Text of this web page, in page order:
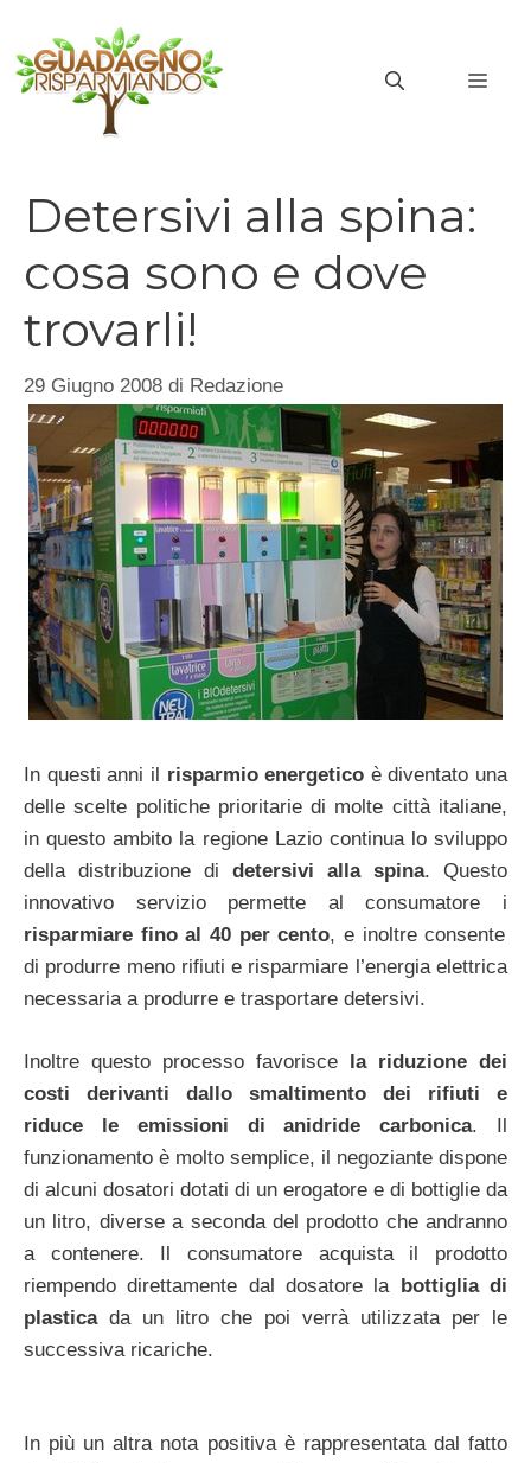
contenuto
Detersivi alla spina:
cosa sono e dove
trovarli!
29 Giugno 2008 di Redazione
In questi anni il risparmio energetico è diventato una
delle scelte politiche prioritarie di molte città italiane,
in questo ambito la regione Lazio continua lo sviluppo
della distribuzione di detersivi alla spina. Questo
innovativo servizio permette al consumatore i
risparmiare fino al 40 per cento, e inoltre consente
di produrre meno rifiuti e risparmiare l’energia elettrica
necessaria a produrre e trasportare detersivi.
Inoltre questo processo favorisce la riduzione dei
costi derivanti dallo smaltimento dei rifiuti e
riduce le emissioni di anidride carbonica. Il
funzionamento è molto semplice, il negoziante dispone
di alcuni dosatori dotati di un erogatore e di bottiglie da
un litro, diverse a seconda del prodotto che andranno
a contenere. Il consumatore acquista il prodotto
riempendo direttamente dal dosatore la bottiglia di
plasticada un litro che poi verrà utilizzata per le
successiva ricariche.
In più un altra nota positiva è rappresentata dal fatto